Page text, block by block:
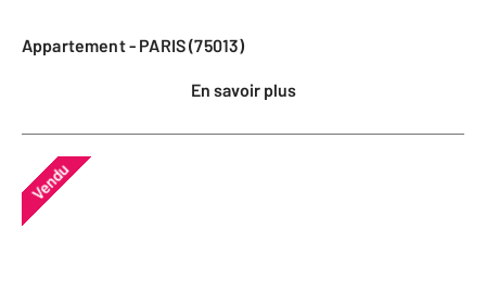
Appartement - PARIS (75013)
En savoir plus
Vendu